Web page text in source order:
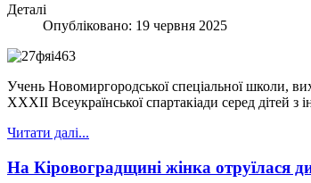
Деталі
Опубліковано: 19 червня 2025
Учень Новомиргородської спеціальної школи,
ХХХІІ Всеукраїнської спартакіади серед дітей з
Читати далі...
На Кіровоградщині жінка